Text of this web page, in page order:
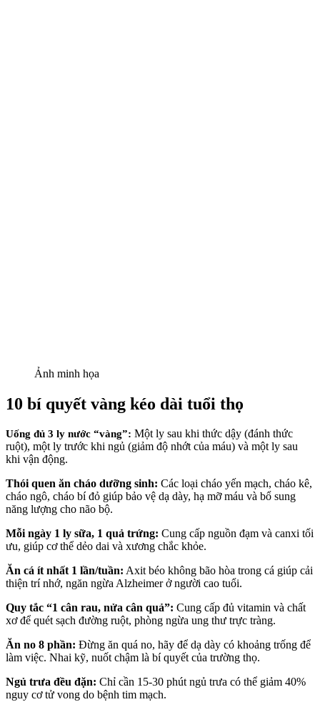
Ảnh minh họa
10 bí quyết vàng kéo dài tuổi thọ
Uống đủ 3 ly nước “vàng”: Một ly sau khi thức dậy (đánh thức
ruột), một ly trước khi ngủ (giảm độ nhớt của máu) và một ly sau
khi vận động.
Thói quen ăn cháo dưỡng sinh: Các loại cháo yến mạch, cháo kê,
cháo ngô, cháo bí đỏ giúp bảo vệ dạ dày, hạ mỡ máu và bổ sung
năng lượng cho não bộ.
Mỗi ngày 1 ly sữa, 1 quả trứng: Cung cấp nguồn đạm và canxi tối
ưu, giúp cơ thể dẻo dai và xương chắc khỏe.
Ăn cá ít nhất 1 lần/tuần: Axit béo không bão hòa trong cá giúp cải
thiện trí nhớ, ngăn ngừa Alzheimer ở người cao tuổi.
Quy tắc “1 cân rau, nửa cân quả”: Cung cấp đủ vitamin và chất
xơ để quét sạch đường ruột, phòng ngừa ung thư trực tràng.
Ăn no 8 phần: Đừng ăn quá no, hãy để dạ dày có khoảng trống để
làm việc. Nhai kỹ, nuốt chậm là bí quyết của trường thọ.
Ngủ trưa đều đặn: Chỉ cần 15-30 phút ngủ trưa có thể giảm 40%
nguy cơ tử vong do bệnh tim mạch.